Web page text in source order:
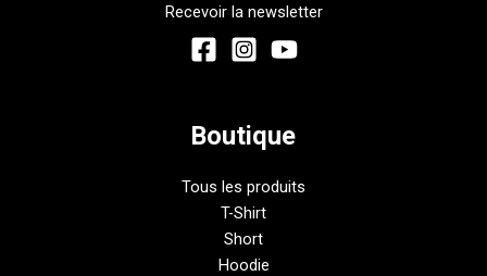
Recevoir la newsletter
Boutique
Tous les produits
T-Shirt
Short
Hoodie